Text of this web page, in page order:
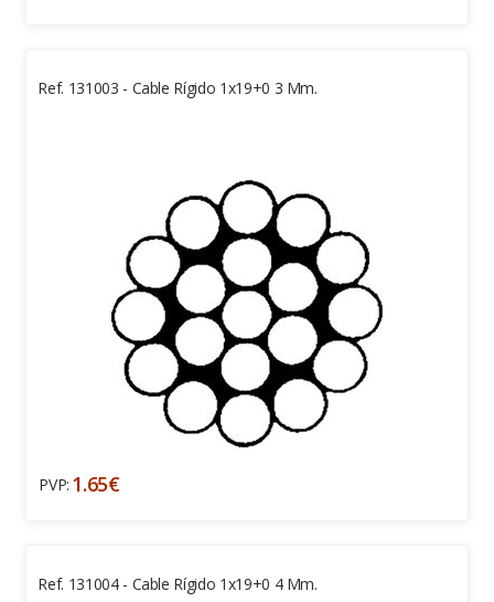
Ref. 131003 - Cable Rígido 1x19+0 3 Mm.
PVP: 1.65€
Ref. 131004 - Cable Rígido 1x19+0 4 Mm.